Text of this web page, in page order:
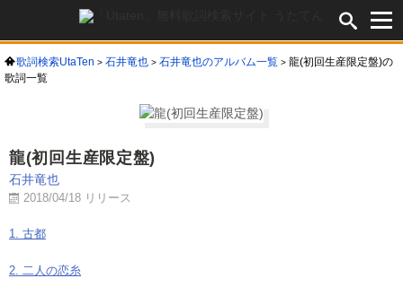
歌詞検索UtaTen 石井竜也 石井竜也のアルバム一覧
龍(初回生産限定盤)の
歌詞一覧
龍(初回生産限定盤)
石井竜也
2018/04/18 リリース
1. 古都
2. 二人の恋糸